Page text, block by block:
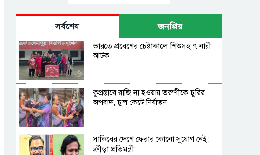
সর্বশেষ জনপ্রিয়
ভারতে প্রবেশের চেষ্টাকালে শিশুসহ ৭ নারী
আটক
কুপ্রস্তাবে রাজি না হওয়ায় তরুণীকে চুরির
অপবাদ, চুল কেটে নির্যাতন
সাকিবের দেশে ফেরার কোনো সুযোগ নেই:
ক্রীড়া প্রতিমন্ত্রী